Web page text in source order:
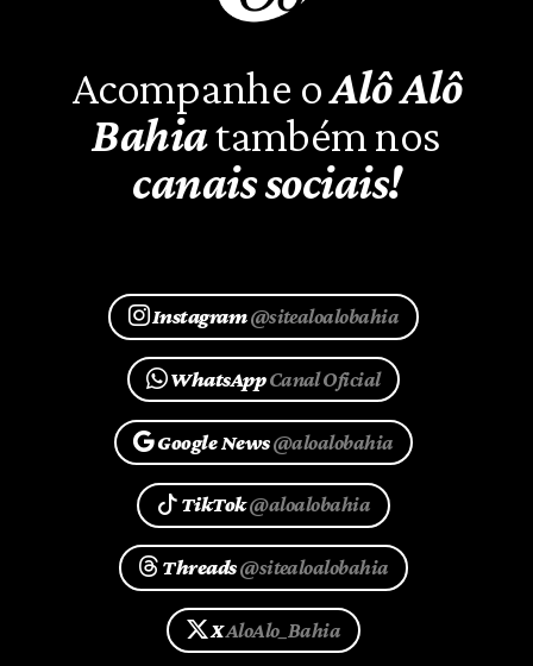
Acompanhe oAlô Alô
Bahiatambém nos
canais sociais!
Instagram@sitealoalobahia
WhatsAppCanal Oficial
Google News@aloalobahia
TikTok@aloalobahia
Threads@sitealoalobahia
XAloAlo_Bahia